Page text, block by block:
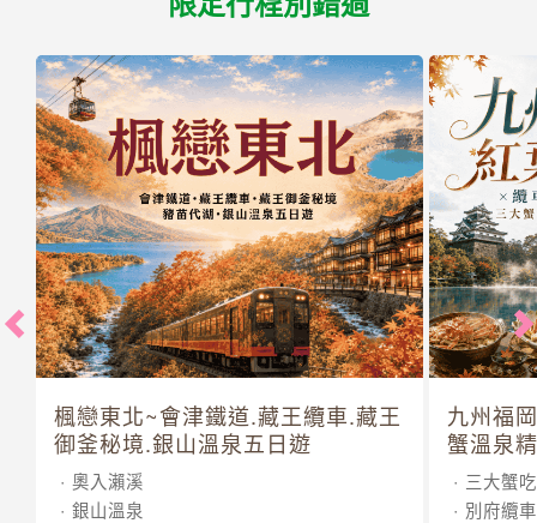
楓戀東北~會津鐵道.藏王纜車.藏王
御釜秘境.銀山溫泉五日遊
奧入瀨溪
銀山溫泉
九州福
蟹溫泉
三大蟹
別府纜車